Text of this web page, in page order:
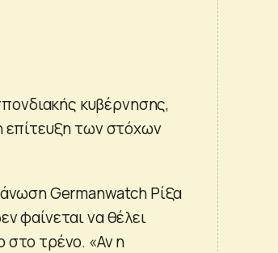
κυβέρνησης,
επίτευξη των στόχων
Germanwatch Ρίξα
φαίνεται να θέλει
στο τρένο. «Αν η